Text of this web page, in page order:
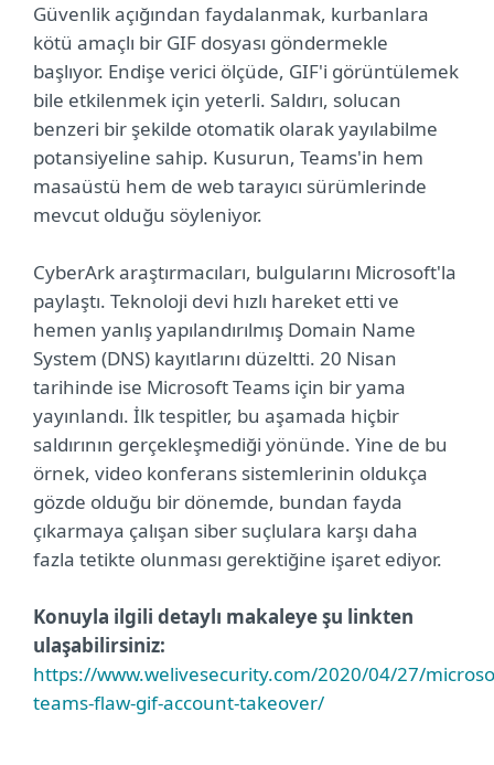
Güvenlik açığından faydalanmak, kurbanlara
kötü amaçlı bir GIF dosyası göndermekle
başlıyor. Endişe verici ölçüde, GIF'i görüntülemek
bile etkilenmek için yeterli. Saldırı, solucan
benzeri bir şekilde otomatik olarak yayılabilme
potansiyeline sahip. Kusurun, Teams'in hem
masaüstü hem de web tarayıcı sürümlerinde
mevcut olduğu söyleniyor.
CyberArk araştırmacıları, bulgularını Microsoft'la
paylaştı. Teknoloji devi hızlı hareket etti ve
hemen yanlış yapılandırılmış Domain Name
System (DNS) kayıtlarını düzeltti. 20 Nisan
tarihinde ise Microsoft Teams için bir yama
yayınlandı. İlk tespitler, bu aşamada hiçbir
saldırının gerçekleşmediği yönünde. Yine de bu
örnek, video konferans sistemlerinin oldukça
gözde olduğu bir dönemde, bundan fayda
çıkarmaya çalışan siber suçlulara karşı daha
fazla tetikte olunması gerektiğine işaret ediyor.
Konuyla ilgili detaylı makaleye şu linkten
ulaşabilirsiniz:
https://www.welivesecurity.com/2020/04/27/
teams-flaw-gif-account-takeover/